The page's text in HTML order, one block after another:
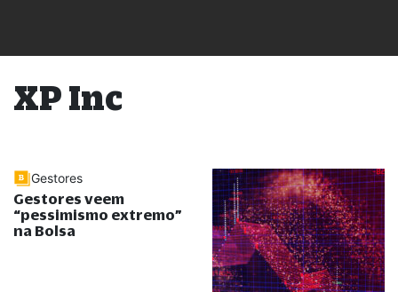
XP Inc
Gestores
Gestores veem
“pessimismo extremo”
na Bolsa